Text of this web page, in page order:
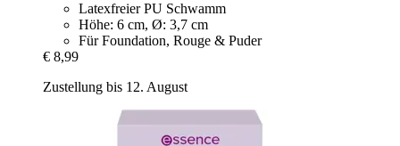
Latexfreier PU Schwamm
Höhe: 6 cm, Ø: 3,7 cm
Für Foundation, Rouge & Puder
€ 8,99
Zustellung bis 12. August